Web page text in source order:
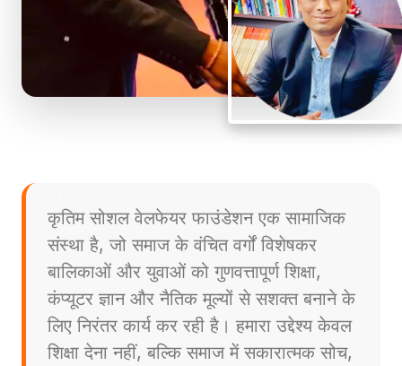
कृतिम सोशल वेलफेयर फाउंडेशन एक सामाजिक
संस्था है, जो समाज के वंचित वर्गों विशेषकर
बालिकाओं और युवाओं को गुणवत्तापूर्ण शिक्षा,
कंप्यूटर ज्ञान और नैतिक मूल्यों से सशक्त बनाने के
लिए निरंतर कार्य कर रही है। हमारा उद्देश्य केवल
शिक्षा देना नहीं, बल्कि समाज में सकारात्मक सोच,